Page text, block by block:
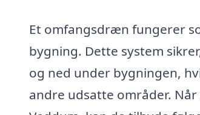
Et omfangsdræn fungerer
bygning. Dette system
og ned under bygningen,
andre udsatte områder.